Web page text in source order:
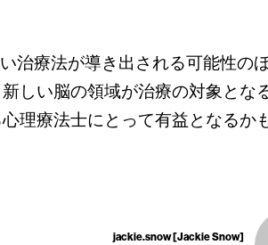
治療法が導き出される可能性の
しい脳の領域が治療の対象とな
理療法士にとって有益となるか
jackie.snow [Jackie Snow]